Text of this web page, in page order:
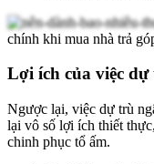
chính khi mua nhà trả
Lợi ích của việc dự
Ngược lại, việc dự trù
lại vô số lợi ích thiết
chinh phục tổ ấm.